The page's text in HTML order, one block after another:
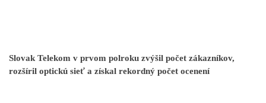
Slovak Telekom v prvom polroku zvýšil počet zákazníkov,
rozšíril optickú sieť a získal rekordný počet ocenení